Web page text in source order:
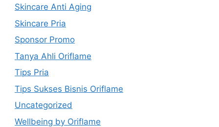
Skincare Anti Aging
Skincare Pria
Sponsor Promo
Tanya Ahli Oriflame
Tips Pria
Tips Sukses Bisnis Oriflame
Uncategorized
Wellbeing by Oriflame